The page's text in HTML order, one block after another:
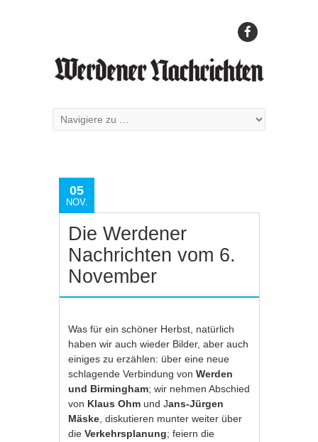
05
NOV.
Die Werdener
Nachrichten vom 6.
November
Was für ein schöner Herbst, natürlich
haben wir auch wieder Bilder, aber auch
einiges zu erzählen: über eine neue
schlagende Verbindung vonWerden
und Birmingham; wir nehmen Abschied
von Klaus Ohm und Jans-Jürgen
Mäske , diskutieren munter weiter über
dieVerkehrsplanung; feiern die